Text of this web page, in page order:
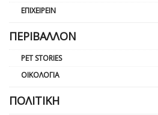
ΕΠΙΧΕΙΡΕΊΝ
ΠΕΡΙΒΆΛΛΟΝ
PET STORIES
ΟΙΚΟΛΟΓΊΑ
ΠΟΛΙΤΙΚΉ